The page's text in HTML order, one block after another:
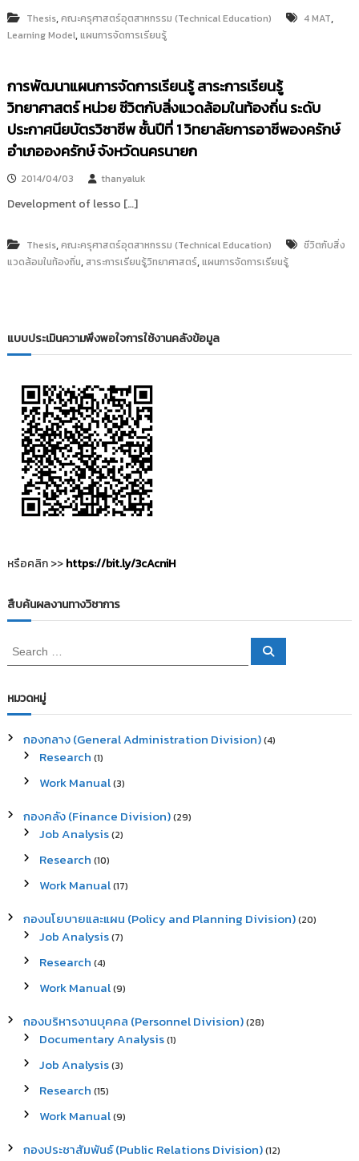
Thesis,คณะครุศาสตร์อุตสาหกรรม (Technical Education) 4 MAT,
Learning Model,แผนการจัดการเรียนรู้
การพัฒนาแผนการจัดการเรียนรู้ สาระการเรียนรู้
วิทยาศาสตร์ หน่วย ชีวิตกับสิ่งแวดล้อมในท้องถิ่น ระดับ
ประกาศนียบัตรวิชาชีพ ชั้นปีที่ 1 วิทยาลัยการอาชีพองครักษ์
อำเภอองครักษ์ จังหวัดนครนายก
2014/04/03 thanyaluk
Development of lesso […]
Thesis,คณะครุศาสตร์อุตสาหกรรม (Technical Education)
ชีวิตกับสิ่ง
แวดล้อมในท้องถิ่น, สาระการเรียนรู้วิทยาศาสตร์,แผนการจัดการเรียนรู้
แบบประเมินความพึงพอใจการใช้งานคลังข้อมูล
หรือคลิก >>https://bit.ly/3cAcniH
สืบค้นผลงานทางวิชาการ
e
r
c
f
S
หมวดหมู่
กองกลาง (General Administration Division)(4)
Research (1)
Work Manual(3)
กองคลัง (Finance Division)(29)
Job Analysis(2)
Research (10)
Work Manual(17)
กองนโยบายและแผน (Policy and Planning Division)(20)
Job Analysis(7)
Research (4)
Work Manual(9)
กองบริหารงานบุคคล (Personnel Division)(28)
Documentary Analysis(1)
Job Analysis(3)
Research (15)
Work Manual(9)
กองประชาสัมพันธ์ (Public Relations Division)(12)